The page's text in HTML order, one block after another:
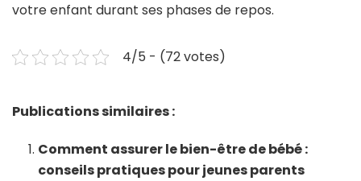
votre enfant durant ses phases de repos.
4/5 - (72 votes)
Publications similaires :
Comment assurer le bien-être de bébé :
conseils pratiques pour jeunes parents